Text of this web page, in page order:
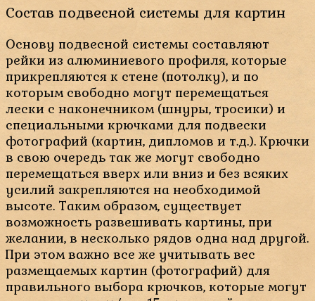
Состав подвесной системы для картин
Основу подвесной системы составляют
рейки из алюминиевого профиля, которые
прикрепляются к стене (потолку), и по
которым свободно могут перемещаться
лески с наконечником (шнуры, тросики) и
специальными крючками для подвески
фотографий (картин, дипломов и т.д.). Крючки
в свою очередь так же могут свободно
перемещаться вверх или вниз и без всяких
усилий закрепляются на необходимой
высоте. Таким образом, существует
возможность развешивать картины, при
желании, в несколько рядов одна над другой.
При этом важно все же учитывать вес
размещаемых картин (фотографий) для
правильного выбора крючков, которые могут